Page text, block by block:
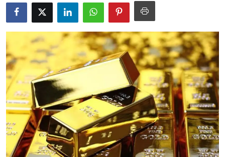
Spor Haberleri
Teknoloji Haberleri
Dünya Haberleri
Çerkezköy